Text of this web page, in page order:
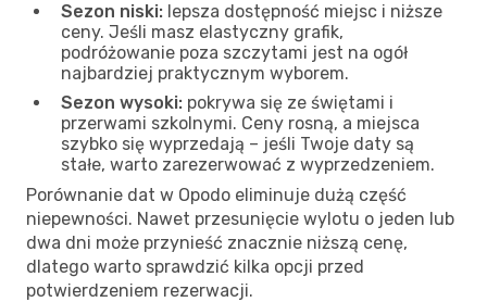
Sezon niski: lepsza dostępność miejsc i niższe
ceny. Jeśli masz elastyczny grafik,
podróżowanie poza szczytami jest na ogół
najbardziej praktycznym wyborem.
Sezon wysoki: pokrywa się ze świętami i
przerwami szkolnymi. Ceny rosną, a miejsca
szybko się wyprzedają – jeśli Twoje daty są
stałe, warto zarezerwować z wyprzedzeniem.
Porównanie dat w Opodo eliminuje dużą część
niepewności. Nawet przesunięcie wylotu o jeden lub
dwa dni może przynieść znacznie niższą cenę,
dlatego warto sprawdzić kilka opcji przed
potwierdzeniem rezerwacji.